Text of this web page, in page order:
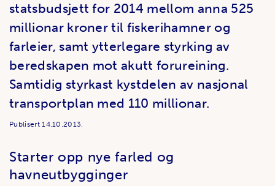
statsbudsjett for 2014 mellom anna 525
millionar kroner til fiskerihamner og
farleier, samt ytterlegare styrking av
beredskapen mot akutt forureining.
Samtidig styrkast kystdelen av nasjonal
transportplan med 110 millionar.
Publisert14.10.2013.
Starter opp nye farled og
havneutbygginger